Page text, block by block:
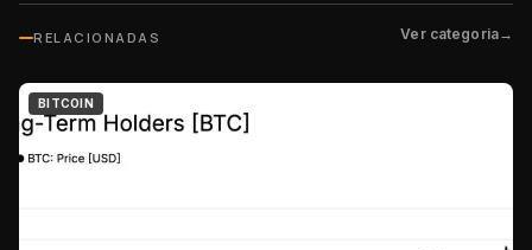
RELACIONADAS Ver categoria→
BITCOIN